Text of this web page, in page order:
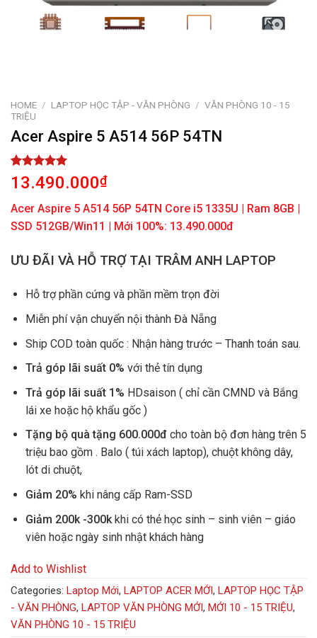
HOME / LAPTOP HỌC TẬP - VĂN PHÒNG / VĂN PHÒNG 10 - 15
TRIỆU
Acer Aspire 5 A514 56P 54TN
Rated5.00
out of 5
1
customer
rating
13.490.000₫
Acer Aspire 5 A514 56P 54TN Core i5 1335U | Ram 8GB |
SSD 512GB/Win11 | Mới 100%: 13.490.000đ
ƯU ĐÃI VÀ HỖ TRỢ TẠI TRÂM ANH LAPTOP
Hỗ trợ phần cứng và phần mềm trọn đời
Miễn phí vận chuyển nội thành Đà Nẵng
Ship COD toàn quốc : Nhận hàng trước – Thanh toán sau.
Trả góp lãi suất 0% với thẻ tín dụng
Trả góp lãi suất 1% HDsaison ( chỉ cần CMND và Bắng
lái xe hoặc hộ khẩu gốc )
Tặng bộ quà tặng 600.000đ cho toàn bộ đơn hàng trên 5
triệu bao gồm . Balo ( túi xách laptop), chuột không dây,
lót di chuột,
Giảm 20% khi nâng cấp Ram-SSD
Giảm 200k -300k khi có thẻ học sinh – sinh viên – giáo
viên hoặc ngày sinh nhật khách hàng
Add to Wishlist
Categories: Laptop Mới, LAPTOP ACER MỚI, LAPTOP HỌC TẬP
- VĂN PHÒNG, LAPTOP VĂN PHÒNG MỚI, MỚI 10 - 15 TRIỆU,
VĂN PHÒNG 10 - 15 TRIỆU